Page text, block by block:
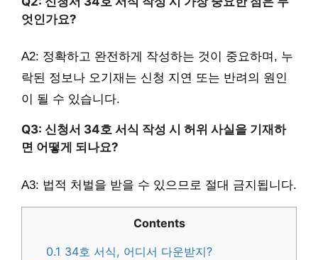
엇인가요?
A2: 정확하고 완전하게 작성하는 것이 중요하며, 누
락된 정보나 오기재는 신청 지연 또는 반려의 원인
이 될 수 있습니다.
Q3: 신청서 34호 서식 작성 시 허위 사실을 기재하
면 어떻게 되나요?
A3: 법적 처벌을 받을 수 있으므로 절대 금지됩니다.
Contents
0.1 34호 서식, 어디서 다운받지?